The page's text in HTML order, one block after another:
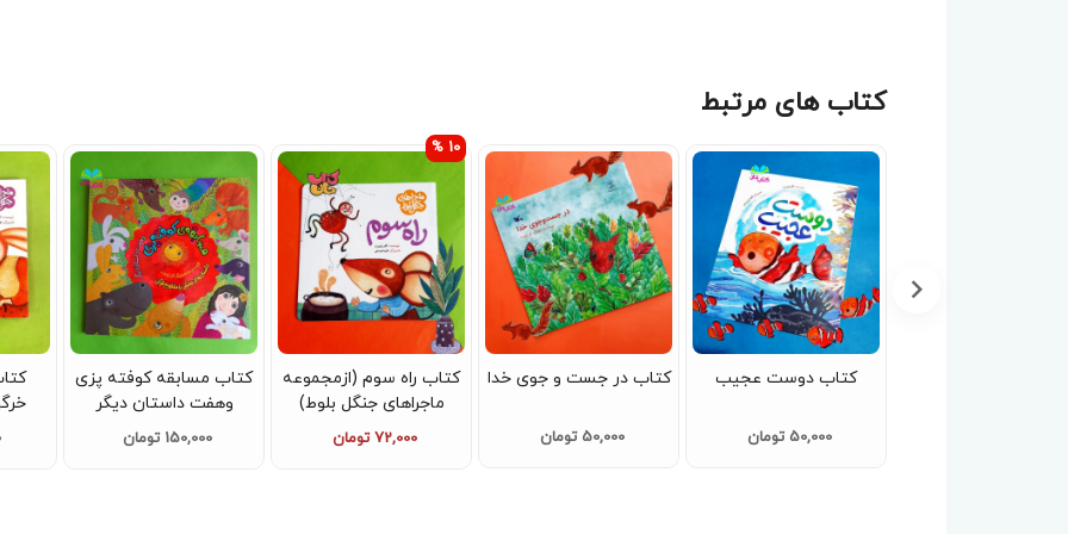
کتاب های مرتبط
کتاب دوست عجیب
50,000 تومان
کتاب در جست و جوی خدا
50,000 تومان
کتاب راه سوم (ازمجموعه
ماجراهای جنگل بلوط)
72,000 تومان
10 %
کتاب مسابقه کوفته پزی
وهفت داستان دیگر
150,000 تومان